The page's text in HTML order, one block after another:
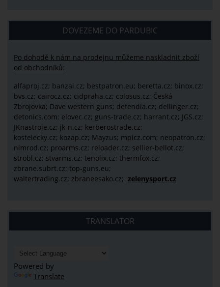
DOVEZEME DO PARDUBIC
Po dohodě k nám na prodejnu můžeme naskladnit zboží
od obchodníků:
alfaproj.cz; banzai.cz; bestpatron.eu; beretta.cz; binox.cz;
bvs.cz; cairocz.cz; cidpraha.cz; colosus.cz; Česká
Zbrojovka; Dave western guns; defendia.cz; dellinger.cz;
detonics.com; elovec.cz; guns-trade.cz; harrant.cz; JGS.cz;
JKnastroje.cz; jk-n.cz; kerberostrade.cz;
kostelecky.cz; kozap.cz; Mayzus; mpicz.com; neopatron.cz;
nimrod.cz; proarms.cz; reloader.cz; sellier-bellot.cz;
strobl.cz; stvarms.cz; tenolix.cz; thermfox.cz;
zbrane.subrt.cz; top-guns.eu;
waltertrading.cz; zbraneesako.cz; zelenysport.cz
TRANSLATOR
Powered by
Translate